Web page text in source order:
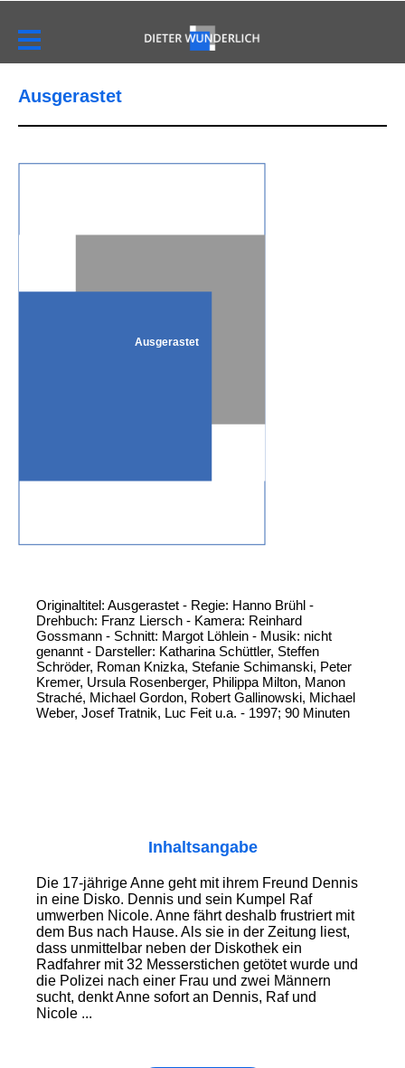
Ausgerastet
Ausgerastet
Originaltitel: Ausgerastet - Regie: Hanno Brühl -
Drehbuch: Franz Liersch - Kamera: Reinhard
Gossmann - Schnitt: Margot Löhlein - Musik: nicht
genannt - Darsteller: Katharina Schüttler, Steffen
Schröder, Roman Knizka, Stefanie Schimanski, Peter
Kremer, Ursula Rosenberger, Philippa Milton, Manon
Straché, Michael Gordon, Robert Gallinowski, Michael
Weber, Josef Tratnik, Luc Feit u.a. - 1997; 90 Minuten
Inhaltsangabe
Die 17-jährige Anne geht mit ihrem Freund Dennis
in eine Disko. Dennis und sein Kumpel Raf
umwerben Nicole. Anne fährt deshalb frustriert mit
dem Bus nach Hause. Als sie in der Zeitung liest,
dass unmittelbar neben der Diskothek ein
Radfahrer mit 32 Messerstichen getötet wurde und
die Polizei nach einer Frau und zwei Männern
sucht, denkt Anne sofort an Dennis, Raf und
Nicole ...